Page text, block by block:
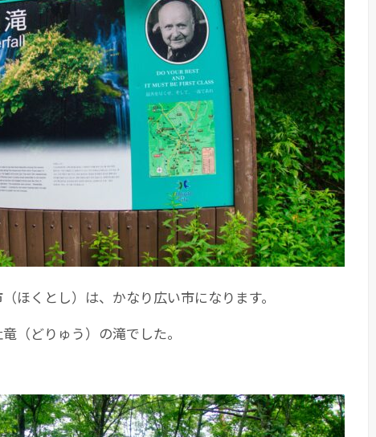
ほくとし）は、かなり広い市になります。
（どりゅう）の滝でした。